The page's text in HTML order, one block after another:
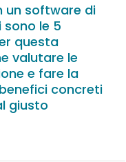
un software di
le 5
questa
valutare le
e fare la
concreti
giusto